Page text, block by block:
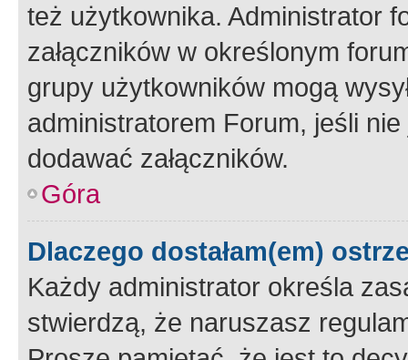
też użytkownika. Administrator
załączników w określonym
grupy użytkowników mogą
administratorem Forum, jeśli
dodawać załączników.
Góra
Dlaczego dostałam(em)
Każdy administrator określa
stwierdzą, że naruszasz